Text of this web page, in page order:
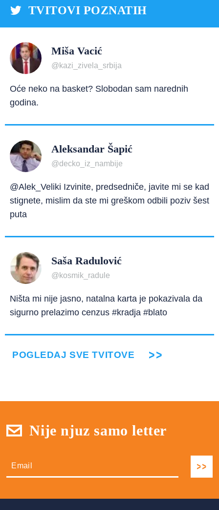
TVITOVI POZNATIH
Miša Vacić
@kazi_zivela_srbija
Oće neko na basket? Slobodan sam narednih
godina.
Aleksandar Šapić
@decko_iz_nambije
@Alek_Veliki Izvinite, predsedniče, javite mi se kad
stignete, mislim da ste mi greškom odbili poziv šest
puta
Saša Radulović
@kosmik_radule
Ništa mi nije jasno, natalna karta je pokazivala da
sigurno prelazimo cenzus #kradja #blato
POGLEDAJ SVE TVITOVE
Nije njuz samo letter